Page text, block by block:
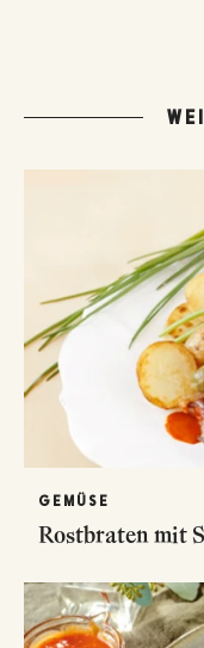
GEMÜSE
Rostbraten mit